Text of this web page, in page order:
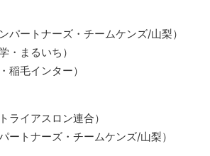
パートナーズ・チームケンズ/山梨）
・まるいち）
稲毛インター）
ライアスロン連合）
ートナーズ・チームケンズ/山梨）